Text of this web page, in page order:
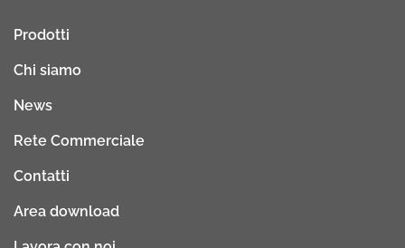
Prodotti
Chi siamo
News
Rete Commerciale
Contatti
Area download